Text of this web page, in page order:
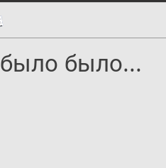
было было...